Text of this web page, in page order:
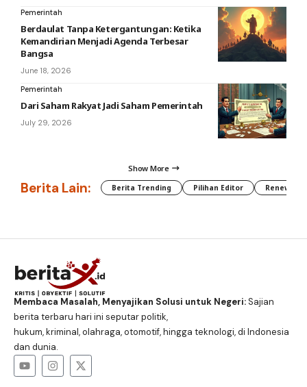
Pemerintah
Berdaulat Tanpa Ketergantungan: Ketika
Kemandirian Menjadi Agenda Terbesar
Bangsa
June 18, 2026
Pemerintah
Dari Saham Rakyat Jadi Saham Pemerintah
July 29, 2026
Show More
Berita Lain: Berita Trending Pilihan Editor
Membaca Masalah, Menyajikan Solusi untuk Negeri:Sajian
berita terbaru hari ini seputar politik,
hukum, kriminal, olahraga, otomotif, hingga teknologi, di Indonesia
dan dunia.